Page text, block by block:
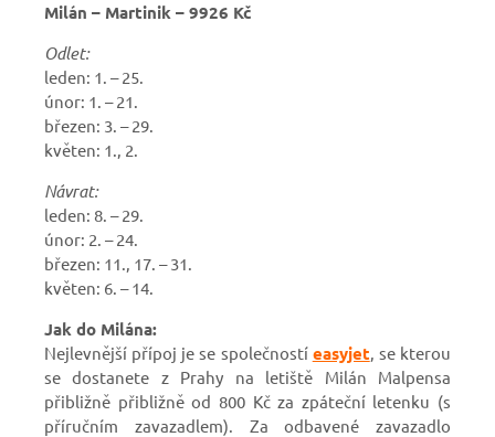
Milán – Martinik – 9926 Kč
Odlet:
leden: 1. – 25.
únor: 1. – 21.
březen: 3. – 29.
květen: 1., 2.
Návrat:
leden: 8. – 29.
únor: 2. – 24.
březen: 11., 17. – 31.
květen: 6. – 14.
Jak do Milána:
Nejlevnější přípoj je se společností easyjet, se kterou
se dostanete z Prahy na letiště Milán Malpensa
přibližně přibližně od 800 Kč za zpáteční letenku (s
příručním zavazadlem). Za odbavené zavazadlo